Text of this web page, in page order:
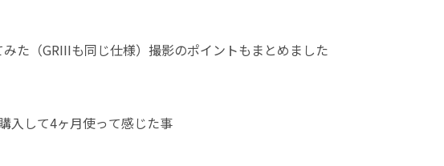
た（GRIIIも同じ仕様）撮影のポイントもまとめました
入して4ヶ月使って感じた事